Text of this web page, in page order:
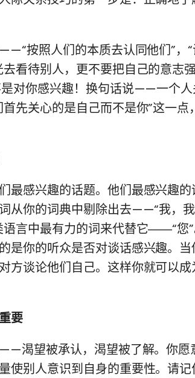
按照人们的本质去认同他们”，
看待别人，更不要把自己的意志强
对你感兴趣！换句话说——一个
先关心的是自己而不是你”这一点
最感兴趣的话题。他们最感兴趣
从你的词典中剔除出去——“我，
语言中最有力的词来代替它――“您
是你的听众是否对谈话感兴趣。
方谈论他们自己。这样你就可以
要
渴望被承认，渴望被了解。你愿
使别人意识到自身的重要性。请